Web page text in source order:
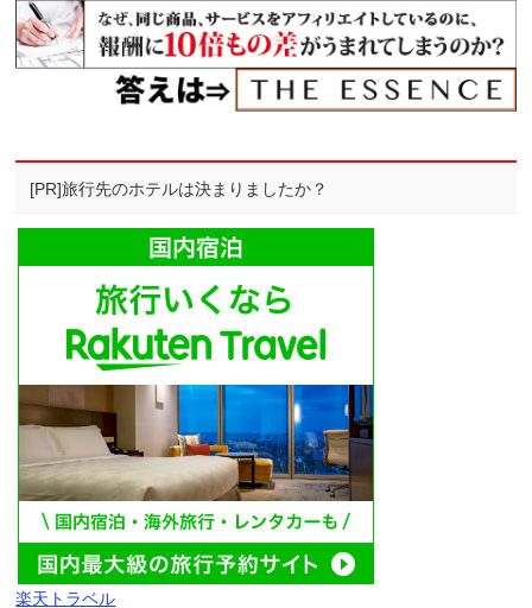
[PR]旅行先のホテルは決まりましたか？
楽天トラベル